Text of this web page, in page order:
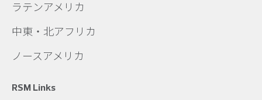
ラテンアメリカ
中東・北アフリカ
ノースアメリカ
RSM Links